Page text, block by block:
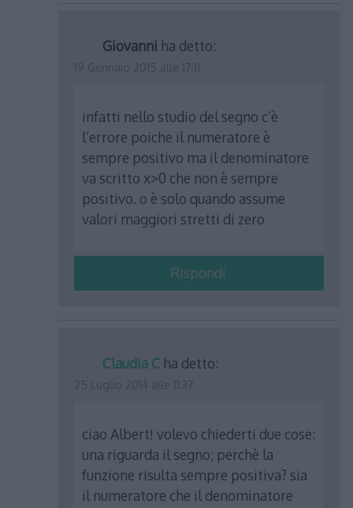
Giovanni ha detto:
infatti nello studio del segno c’è
l’errore poiche il numeratore è
sempre positivo ma il denominatore
va scritto x>0 che non è sempre
positivo. o è solo quando assume
valori maggiori stretti di zero
Rispondi
Claudia C ha detto:
ciao Albert! volevo chiederti due cose:
una riguarda il segno; perchè la
funzione risulta sempre positiva? sia
il numeratore che il denominatore